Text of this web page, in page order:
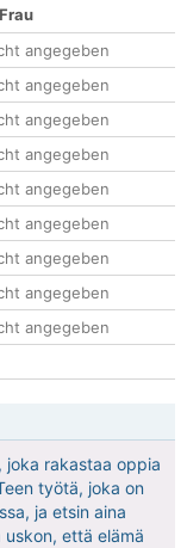
Frau
angegeben
angegeben
angegeben
angegeben
angegeben
angegeben
angegeben
angegeben
angegeben
joka rakastaa oppia
työtä, joka on
ja etsin aina
että elämä